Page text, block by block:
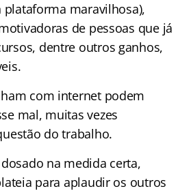
maravilhosa),
de pessoas que já
dentre outros ganhos,
com internet podem
mal, muitas vezes
do trabalho.
na medida certa,
para aplaudir os outros